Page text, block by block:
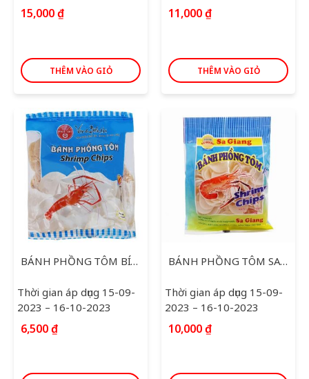
15,000₫
THÊM VÀO GIỎ
11,000₫
THÊM VÀO GIỎ
BÁNH PHỒNG TÔM BÍCH CHI 100G
Thời gian áp dụng 15-09-
2023 – 16-10-2023
6,500₫
BÁNH PHỒNG TÔM SA GIANG 100G
Thời gian áp dụng 15-09-
2023 – 16-10-2023
10,000₫